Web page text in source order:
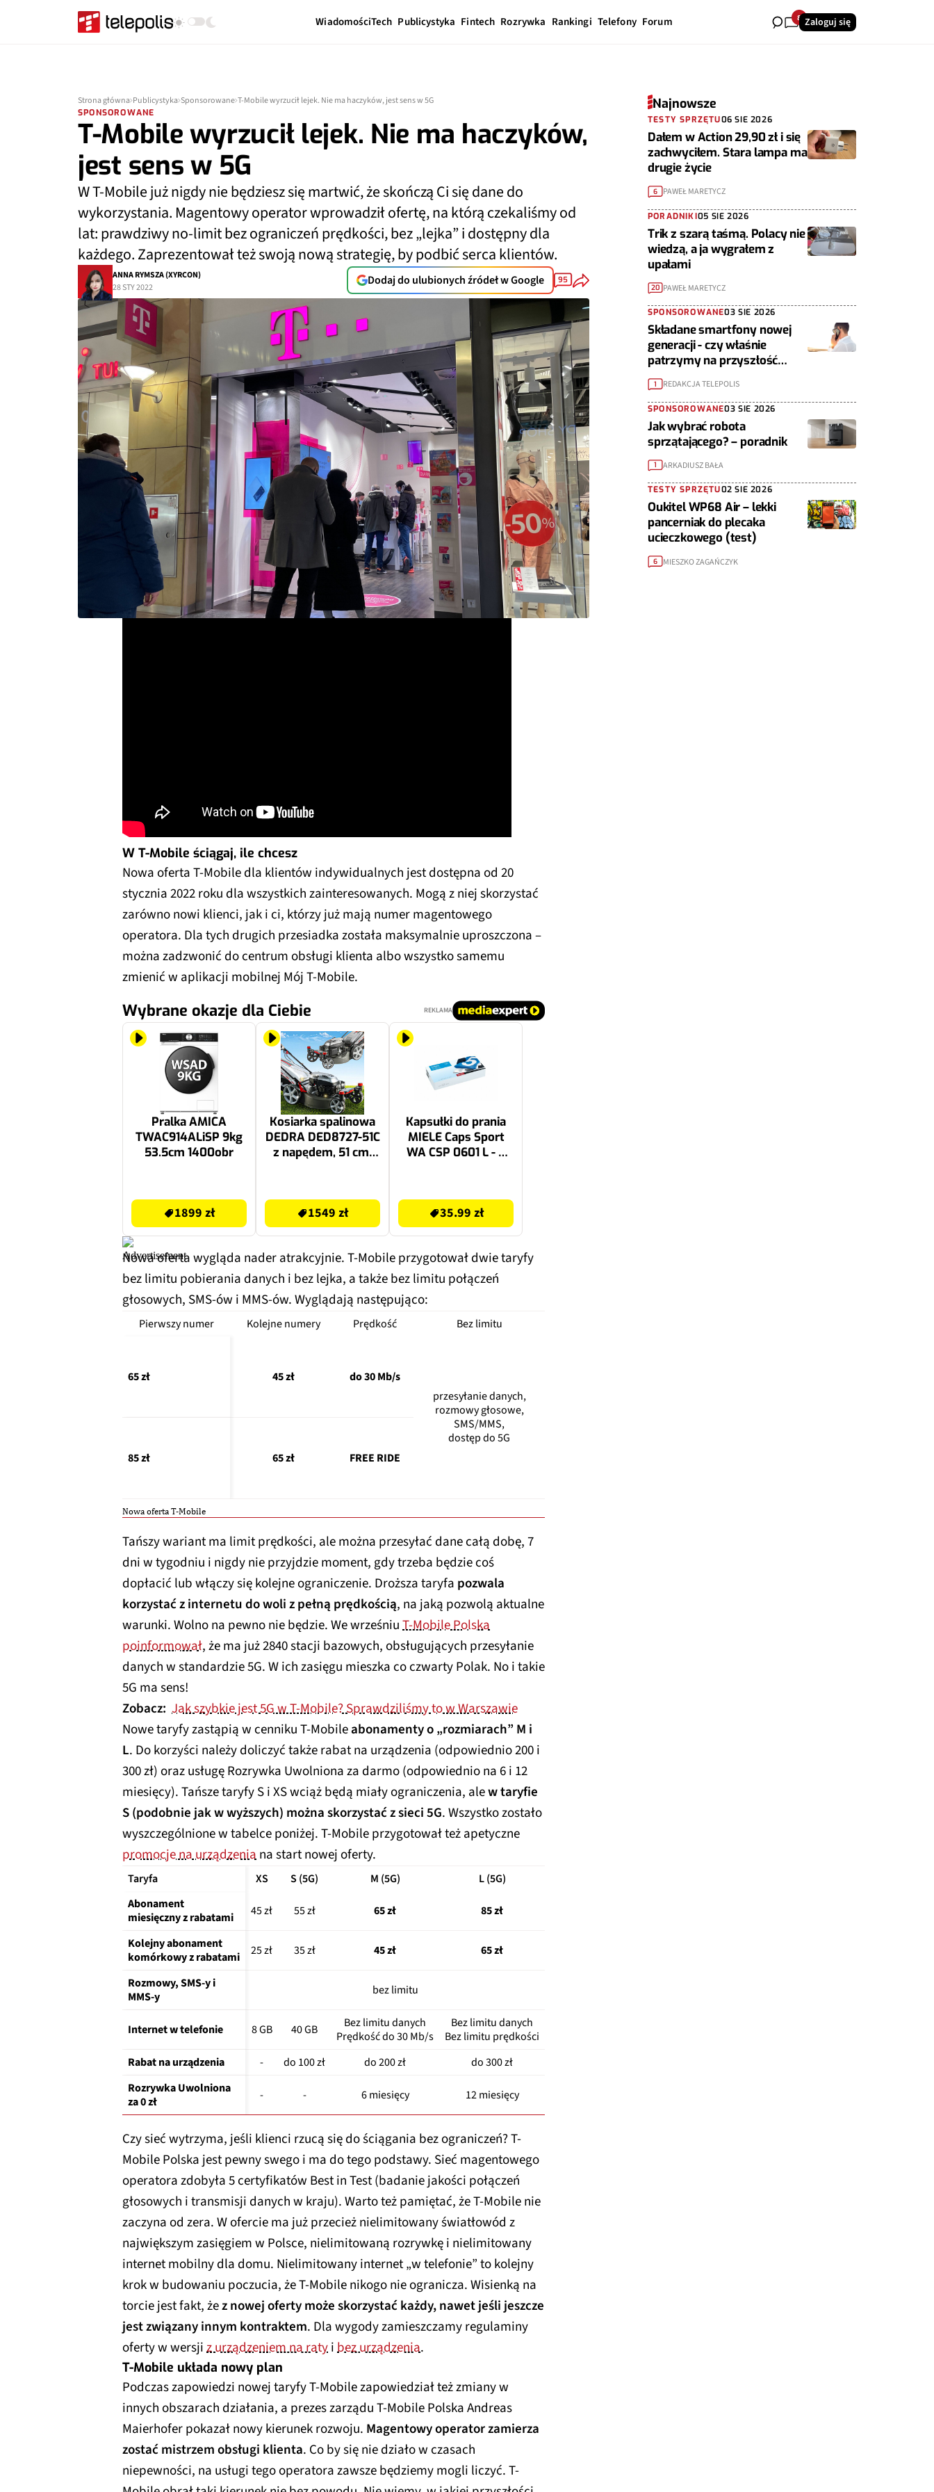
WiadomościTech Publicystyka Fintech Rozrywka Rankingi Telefony Forum 8 Zaloguj się
Strona główna Publicystyka Sponsorowane T-Mobile wyrzucił lejek. Nie ma haczyków, jest sens w 5G
SPONSOROWANE
T-Mobile wyrzucił lejek. Nie ma haczyków,
jest sens w 5G
W T-Mobile już nigdy nie będziesz się martwić, że skończą Ci się dane do
wykorzystania. Magentowy operator wprowadził ofertę, na którą czekaliśmy od
lat: prawdziwy no-limit bez ograniczeń prędkości, bez „lejka” i dostępny dla
każdego. Zaprezentował też swoją nową strategię, by podbić serca klientów.
ANNA RYMSZA (XYRCON)
28 STY 2022
Dodaj do ulubionych źródeł w Google 95
W T-Mobile ściągaj, ile chcesz
Nowa oferta T-Mobile dla klientów indywidualnych jest dostępna od 20
stycznia 2022 roku dla wszystkich zainteresowanych. Mogą z niej skorzystać
zarówno nowi klienci, jak i ci, którzy już mają numer magentowego
operatora. Dla tych drugich przesiadka została maksymalnie uproszczona –
można zadzwonić do centrum obsługi klienta albo wszystko samemu
zmienić w aplikacji mobilnej Mój T-Mobile.
Wybrane okazje dla Ciebie REKLAMA
Pralka AMICA
TWAC914ALiSP 9kg
53.5cm 1400obr
1899 zł
Kosiarka spalinowa
DEDRA DED8727-51C
z napędem, 51 cm,
60L
1549 zł
Kapsułki do prania
MIELE Caps Sport
WA CSP 0601 L - 6
35.99 zł
Nowa oferta wygląda nader atrakcyjnie. T-Mobile przygotował dwie taryfy
bez limitu pobierania danych i bez lejka, a także bez limitu połączeń
głosowych, SMS-ów i MMS-ów. Wyglądają następująco:
Pierwszy numer Kolejne numery Prędkość Bez limitu
65 zł 45 zł
do 30 Mb/s
przesyłanie danych,
rozmowy głosowe,
SMS/MMS,
dostęp do 5G
85 zł
65 zł FREE RIDE
Nowa oferta T-Mobile
Tańszy wariant ma limit prędkości, ale można przesyłać dane całą dobę, 7
dni w tygodniu i nigdy nie przyjdzie moment, gdy trzeba będzie coś
dopłacić lub włączy się kolejne ograniczenie. Droższa taryfa pozwala
korzystać z internetu do woli z pełną prędkością, na jaką pozwolą aktualne
warunki. Wolno na pewno nie będzie. We wrześniuT-Mobile Polska
poinformował, że ma już 2840 stacji bazowych, obsługujących przesyłanie
danych w standardzie 5G. W ich zasięgu mieszka co czwarty Polak. No i takie
5G ma sens!
Zobacz: Jak szybkie jest 5G w T-Mobile? Sprawdziliśmy to w Warszawie
Nowe taryfy zastąpią w cenniku T-Mobileabonamenty o „rozmiarach” M i
L. Do korzyści należy doliczyć także rabat na urządzenia (odpowiednio 200 i
300 zł) oraz usługę Rozrywka Uwolniona za darmo (odpowiednio na 6 i 12
miesięcy). Tańsze taryfy S i XS wciąż będą miały ograniczenia, alew taryfie
S (podobnie jak w wyższych) można skorzystać z sieci 5G. Wszystko zostało
wyszczególnione w tabelce poniżej. T-Mobile przygotował też apetyczne
promocje na urządzeniana start nowej oferty.
Taryfa XS S (5G) M (5G)
L (5G)
Abonament
miesięczny z rabatami
45 zł 55 zł 65 zł 85 zł
Kolejny abonament
komórkowy z rabatami
25 zł 35 zł 45 zł 65 zł
Rozmowy, SMS-y i
MMS-y
bez limitu
Internet w telefonie 8 GB 40 GB
Bez limitu danych
Prędkość do 30 Mb/s
Bez limitu danych
Bez limitu prędkości
Rabat na urządzenia
- do 100 zł do 200 zł
do 300 zł
Rozrywka Uwolniona
za 0 zł
- - 6 miesięcy 12 miesięcy
Czy sieć wytrzyma, jeśli klienci rzucą się do ściągania bez ograniczeń? T-
Mobile Polska jest pewny swego i ma do tego podstawy. Sieć magentowego
operatora zdobyła 5 certyfikatów Best in Test (badanie jakości połączeń
głosowych i transmisji danych w kraju). Warto też pamiętać, że T-Mobile nie
zaczyna od zera. W ofercie ma już przecież nielimitowany światłowód z
największym zasięgiem w Polsce, nielimitowaną rozrywkę i nielimitowany
internet mobilny dla domu. Nielimitowany internet „w telefonie” to kolejny
krok w budowaniu poczucia, że T-Mobile nikogo nie ogranicza. Wisienką na
torcie jest fakt, żez nowej oferty może skorzystać każdy, nawet jeśli jeszcze
jest związany innym kontraktem. Dla wygody zamieszczamy regulaminy
oferty w wersjiz urządzeniem na ratyibez urządzenia.
T-Mobile układa nowy plan
Podczas zapowiedzi nowej taryfy T-Mobile zapowiedział też zmiany w
innych obszarach działania, a prezes zarządu T-Mobile Polska Andreas
Maierhofer pokazał nowy kierunek rozwoju. Magentowy operator zamierza
zostać mistrzem obsługi klienta. Co by się nie działo w czasach
niepewności, na usługi tego operatora zawsze będziemy mogli liczyć. T-
Najnowsze
TESTY SPRZĘTU06 SIE 2026
Dałem w Action 29,90 zł i się
zachwyciłem. Stara lampa ma
drugie życie
6 PAWEŁ MARETYCZ
PORADNIKI05 SIE 2026
Trik z szarą taśmą. Polacy nie
wiedzą, a ja wygrałem z
upałami
20 PAWEŁ MARETYCZ
SPONSOROWANE03 SIE 2026
Składane smartfony nowej
generacji - czy właśnie
patrzymy na przyszłość
urządzeń mobilnych?
1 REDAKCJA TELEPOLIS
SPONSOROWANE03 SIE 2026
Jak wybrać robota
sprzątającego? – poradnik
1 ARKADIUSZ BAŁA
TESTY SPRZĘTU02 SIE 2026
Oukitel WP68 Air – lekki
pancerniak do plecaka
ucieczkowego (test)
6 MIESZKO ZAGAŃCZYK